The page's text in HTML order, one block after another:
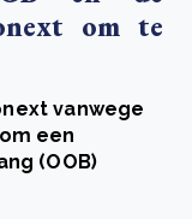
om te
vanwege
een
(OOB)